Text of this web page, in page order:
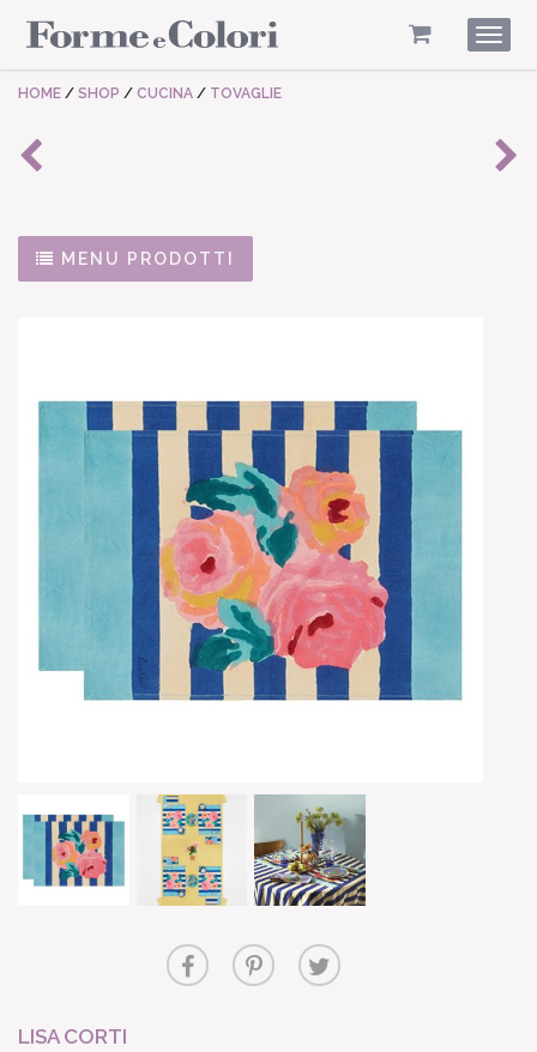
HOME / SHOP / CUCINA / TOVAGLIE
MENU PRODOTTI
LISA CORTI